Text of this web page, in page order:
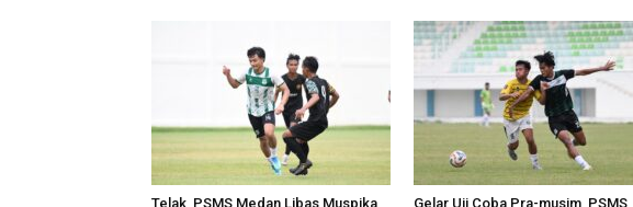
Telak, PSMS Medan Libas Muspika Gelar Uji Coba Pra-musim, PSMS